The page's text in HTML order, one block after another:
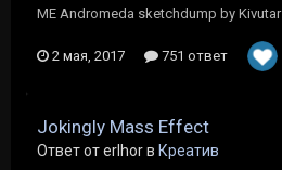
ME Andromeda sketchdump by Kivutar
2 мая, 2017 751 ответ
Jokingly Mass Effect
Ответ от erlhor в Креатив